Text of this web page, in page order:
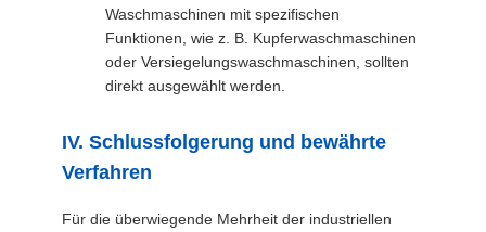
Waschmaschinen mit spezifischen
Funktionen, wie z. B. Kupferwaschmaschinen
oder Versiegelungswaschmaschinen, sollten
direkt ausgewählt werden.
IV. Schlussfolgerung und bewährte
Verfahren
Für die überwiegende Mehrheit der industriellen